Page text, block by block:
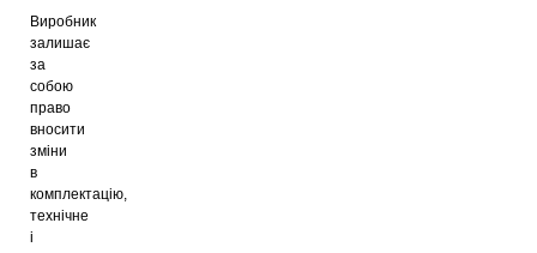
Виробник
залишає
за
собою
право
вносити
зміни
в
комплектацію,
технічне
і